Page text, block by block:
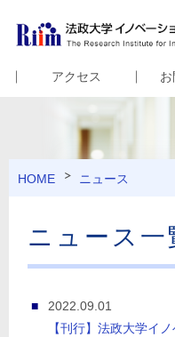
アクセス
HOME ニュース
ニュース一
2022.09.01
【刊行】法政大学イ